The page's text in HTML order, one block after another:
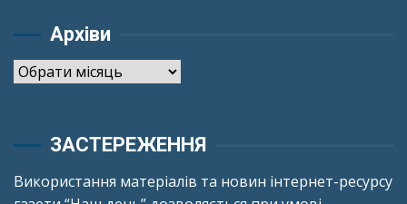
Архіви
Архіви
ЗАСТЕРЕЖЕННЯ
Використання матеріалів та новин інтернет-ресурсу